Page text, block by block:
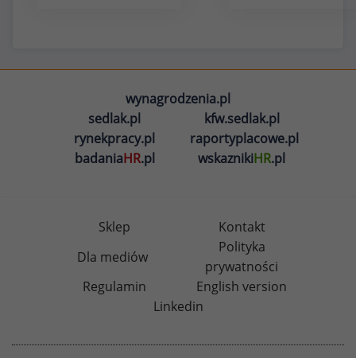
wynagrodzenia.pl
sedlak.pl
kfw.sedlak.pl
rynekpracy.pl
raportyplacowe.pl
badaniaHR.pl wskaznikiHR.pl
Sklep
Kontakt
Dla mediów
Polityka
prywatności
Regulamin
English version
Linkedin